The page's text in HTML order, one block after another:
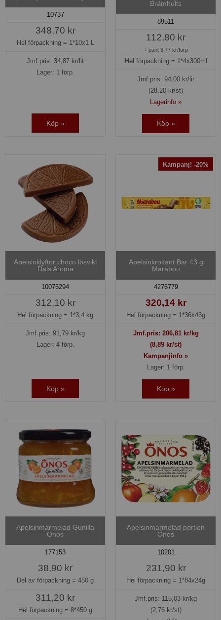
10737
348,70 kr
Hel förpackning = 1*10x1 L
Jmf.pris: 34,87 kr/lit
Lager: 1 förp.
Köp »
Brämhults
89511
112,80 kr
+ pant 3,77 kr/förp
Hel förpackning = 1*4x300ml
Jmf.pris: 94,00 kr/lit
(28,20 kr/st)
Lagerinfo »
Köp »
Apelsinklyftor choco lösvikt
Dals Aroma
10076294
312,10 kr
Hel förpackning = 1*3,4 kg
Jmf.pris: 91,79 kr/kg
Lager: 4 förp.
Köp »
Kampanj! -20%
Apelsinkrokant Bar 43 g
Marabou
4276779
320,14 kr
Hel förpackning = 1*36x43g
Jmf.pris: 206,81kr/kg
(8,89 kr/st)
Kampanjinfo »
Lager: 1 förp.
Köp »
Apelsinmarmelad Gunilla
Önos
177153
38,90 kr
Del av förpackning = 450 g
311,20 kr
Hel förpackning = 8*450 g
Apelsinmarmelad portion
Önos
10201
231,90 kr
Hel förpackning = 1*84x24g
Jmf.pris: 115,03 kr/kg
(2,76 kr/st)